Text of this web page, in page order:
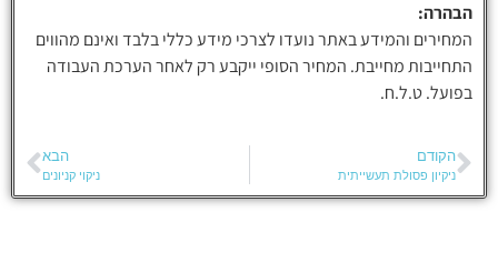
הבהרה:
המחירים והמידע באתר נועדו לצרכי מידע כללי בלבד ואינם מהווים
התחייבות מחייבת. המחיר הסופי ייקבע רק לאחר הערכת העבודה
בפועל. ט.ל.ח.
הקודם
ניקיון פסולת תעשייתית
הבא
ניקוי קניונים